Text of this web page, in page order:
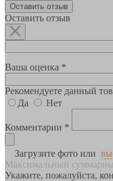
Оставить отзыв
Оставить отзыв
Ваша оценка *
Рекомендуете данный
Да
Нет
Комментарии *
Загрузите фото или
Максимальный
Укажите, пожалуйста,